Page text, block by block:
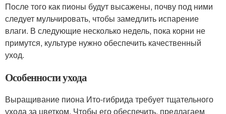
После того как пионы будут высажены, почву под ними
следует мульчировать, чтобы замедлить испарение
влаги. В следующие несколько недель, пока корни не
примутся, культуре нужно обеспечить качественный
уход.
Особенности ухода
Выращивание пиона Ито-гибрида требует тщательного
ухода за цветком. Чтобы его обеспечить, предлагаем